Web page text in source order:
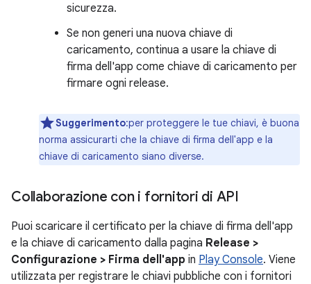
sicurezza.
Se non generi una nuova chiave di
caricamento, continua a usare la chiave di
firma dell'app come chiave di caricamento per
firmare ogni release.
Suggerimento:per proteggere le tue chiavi, è buona
norma assicurarti che la chiave di firma dell'app e la
chiave di caricamento siano diverse.
Collaborazione con i fornitori di API
Puoi scaricare il certificato per la chiave di firma dell'app
e la chiave di caricamento dalla pagina Release >
Configurazione > Firma dell'app in Play Console. Viene
utilizzata per registrare le chiavi pubbliche con i fornitori